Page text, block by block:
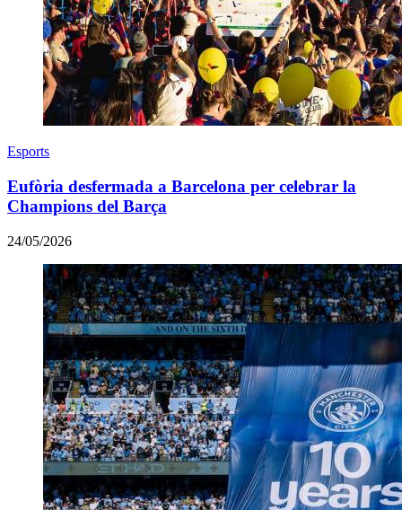
Esports
Eufòria desfermada a Barcelona per celebrar la
Champions del Barça
24/05/2026